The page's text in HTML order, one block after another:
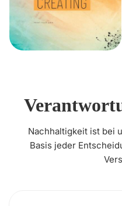
Nachhaltigkeit ist bei
Basis jeder